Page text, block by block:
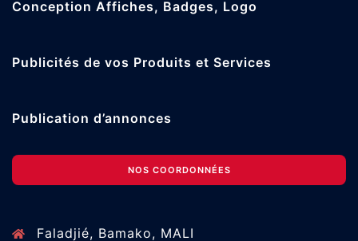
Conception Affiches, Badges, Logo
Publicités de vos Produits et Services
Publication d’annonces
NOS COORDONNÉES
Faladjié, Bamako, MALI